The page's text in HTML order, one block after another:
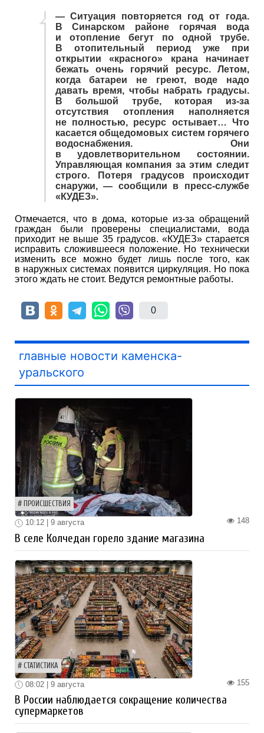
— Ситуация повторяется год от года.
В Синарском районе горячая вода
и отопление бегут по одной трубе.
В отопительный период уже при
открытии «красного» крана начинает
бежать очень горячий ресурс. Летом,
когда батареи не греют, воде надо
давать время, чтобы набрать градусы.
В большой трубе, которая из-за
отсутствия отопления наполняется
не полностью, ресурс остывает… Что
касается общедомовых систем горячего
водоснабжения. Они
в удовлетворительном состоянии.
Управляющая компания за этим следит
строго. Потеря градусов происходит
снаружи, — сообщили в пресс-службе
«КУДЕЗ».
Отмечается, что в дома, которые из-за обращений
граждан были проверены специалистами, вода
приходит не выше 35 градусов. «КУДЕЗ» старается
исправить сложившееся положение. Но технически
изменить все можно будет лишь после того, как
в наружных системах появится циркуляция. Но пока
этого ждать не стоит. Ведутся ремонтные работы.
0
главные новости каменска-
уральского
ПРОИСШЕСТВИЯ
148
10:12 | 9 августа
В селе Колчедан горело здание магазина
СТАТИСТИКА
155
08:02 | 9 августа
В России наблюдается сокращение количества
супермаркетов